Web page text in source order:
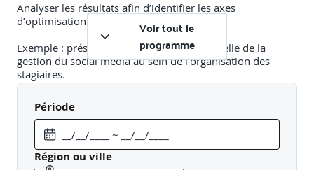
Analyser les résultats afin d’identifier les axes
d’optimisation
Exemple : présentation de l’organisation réelle de la
gestion du social media au sein de l’organisation des
stagiaires.
Mise en place d’un atelier par groupe de 5 pers pour
auditer l'écosystème social media existant afin de faire
émerger les éléments clés de la stratégie en place.
Voir tout le
programme
Période
Région ou ville